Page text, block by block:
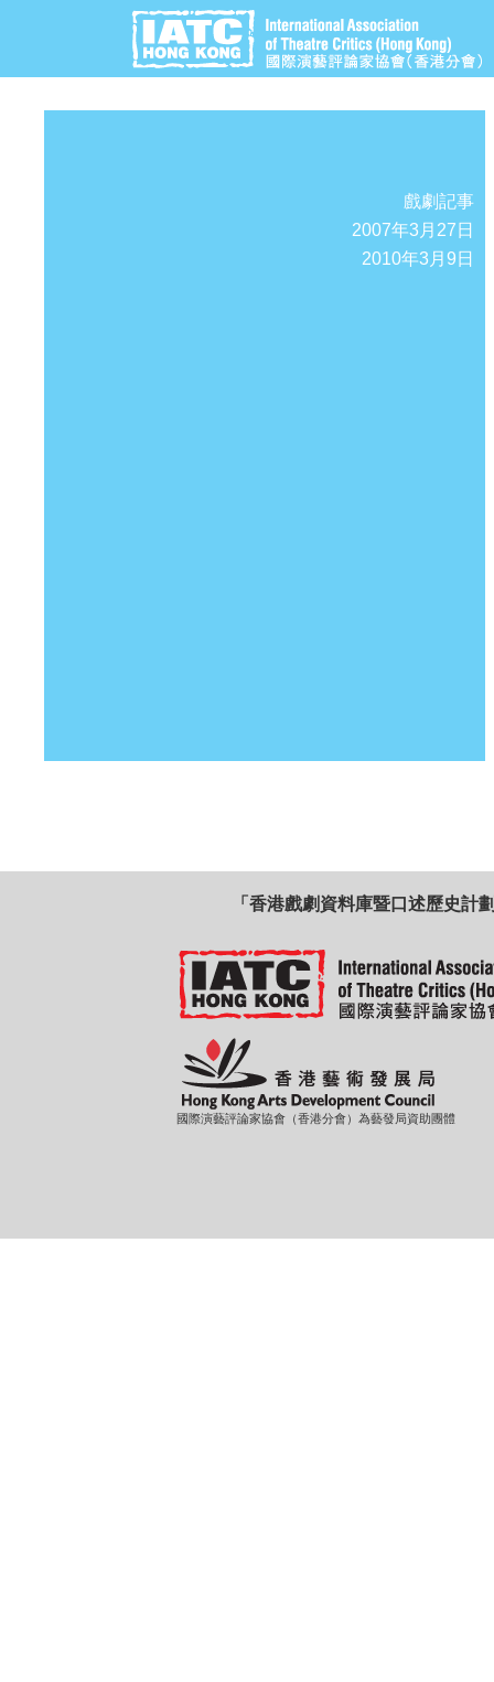
戲劇記事
2007年3月27日
2010年3月9日
「香港戲劇資料庫暨口述歷史計
國際演藝評論家協會（香港分會）為藝發局資助團體